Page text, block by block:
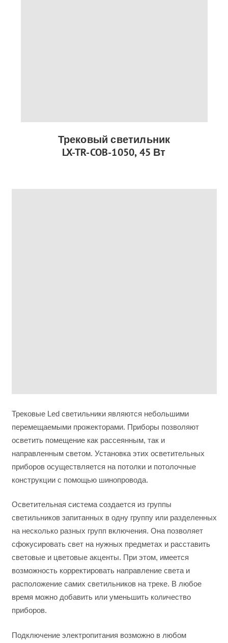
Трековый светильник
LX-TR-COB-1050, 45 Вт
Трековые Led светильники являются небольшими
перемещаемыми прожекторами. Приборы позволяют
осветить помещение как рассеянным, так и
направленным светом. Установка этих осветительных
приборов осуществляется на потолки и потолочные
конструкции с помощью шинопровода.
Осветительная система создается из группы
светильников запитанных в одну группу или разделенных
на несколько разных групп включения. Она позволяет
сфокусировать свет на нужных предметах и расставить
световые и цветовые акценты. При этом, имеется
возможность корректировать направление света и
расположение самих светильников на треке. В любое
время можно добавить или уменьшить количество
приборов.
Подключение электропитания возможно в любом